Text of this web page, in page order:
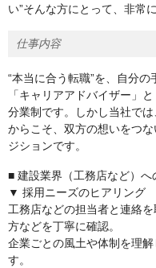
い”そんな方にとって、非常
仕事内容
“本当に合う転職”を、自分の
「キャリアアドバイザー」
分業制です。しかし当社で
からこそ、双方の想いをつ
ジションです。
■ 建設業界（工務店など）へ
▼ 採用ニーズのヒアリング
工務店などの担当者と連絡
方などを丁寧に確認。
企業ごとの風土や体制を理
す。